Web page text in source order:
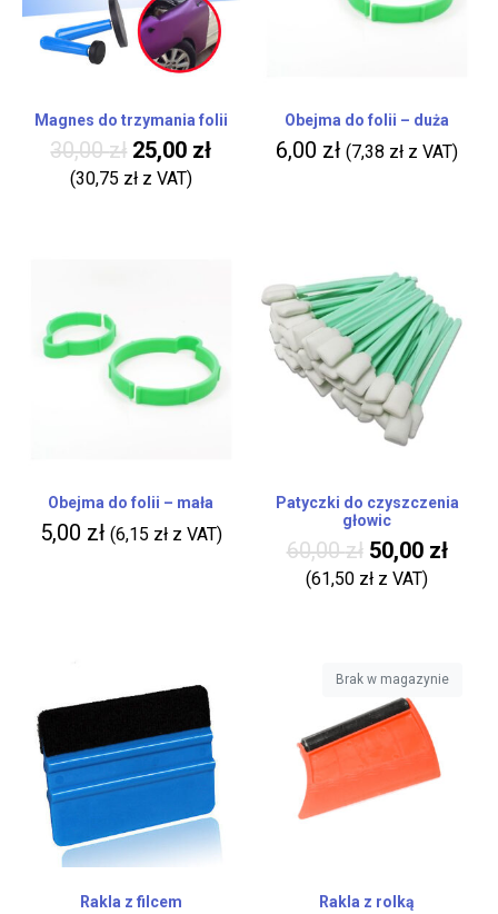
Magnes do trzymania folii
30,00zł 25,00 zł
(30,75 złz VAT)
Obejma do folii – duża
6,00 zł (7,38 zł z VAT)
Obejma do folii – mała
5,00 zł (6,15 złz VAT)
Patyczki do czyszczenia
głowic
60,00zł 50,00 zł
(61,50 zł z VAT)
Rakla z filcem
Brak w magazynie
Rakla z rolką